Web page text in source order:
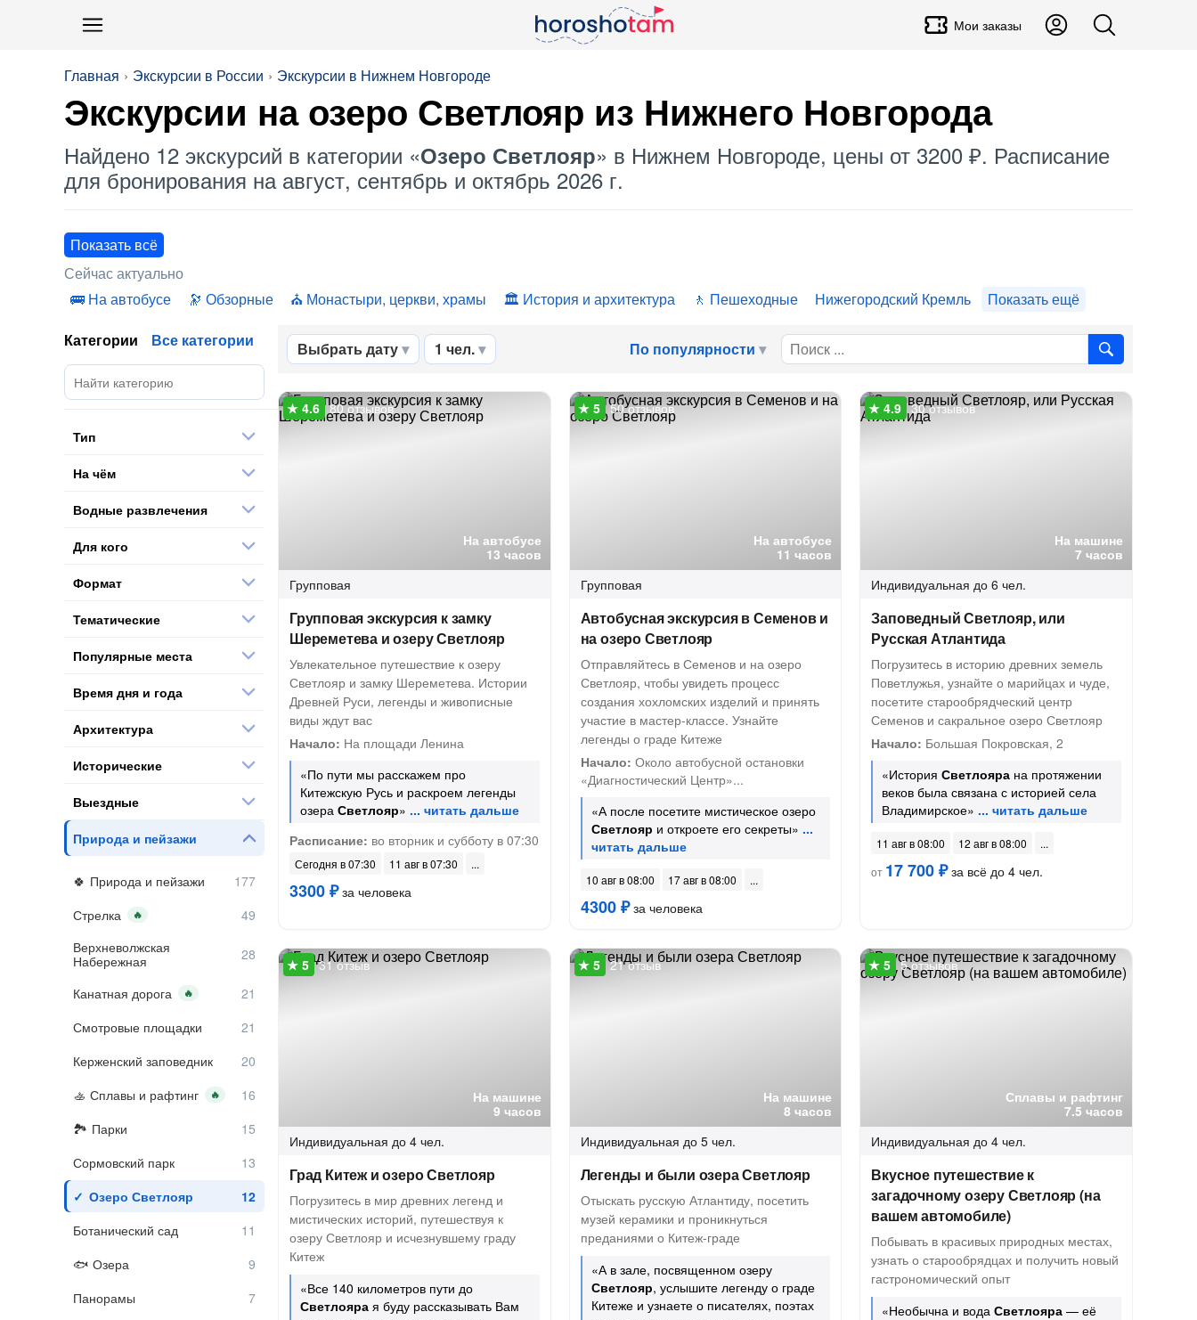
Мои заказы
Главная Экскурсии в России Экскурсии в Нижнем Новгороде
Экскурсии на озеро Светлояр из Нижнего Новгорода
Найдено 12 экскурсий в категории «Озеро Светлояр» в Нижнем Новгороде, цены от 3200 ₽. Расписание
для бронирования на август, сентябрь и октябрь 2026 г.
Показать всё
Сейчас актуально
На автобусе
Обзорные Монастыри, церкви, храмы История и архитектура Пешеходные Нижегородский Кремль Показать ещё
Выбрать дату 1 чел. По популярности
На автобусе
13 часов
80 отзывов
Групповая
Групповая экскурсия к замку
Шереметева и озеру Светлояр
Увлекательное путешествие к озеру
Светлояр и замку Шереметева. Истории
Древней Руси, легенды и живописные
виды ждут вас
Начало: На площади Ленина
«По пути мы расскажем про
Китежскую Русь и раскроем легенды
озера Светлояр»
Расписание: во вторник и субботу в 07:30
Сегодня в 07:30 11 авг в 07:30
3300 ₽за человека
На автобусе
11 часов
50 отзывов
Групповая
Автобусная экскурсия в Семенов и
на озеро Светлояр
Отправляйтесь в Семенов и на озеро
Светлояр, чтобы увидеть процесс
создания хохломских изделий и принять
участие в мастер-классе. Узнайте
легенды о граде Китеже
Начало: Около автобусной остановки
«Диагностический Центр»...
«А после посетите мистическое озеро
Светлояр и откроете его секреты»
10 авг в 08:00 17 авг в 08:00
4300 ₽за человека
На машине
7 часов
30 отзывов
Индивидуальная до 6 чел.
Заповедный Светлояр, или
Русская Атлантида
Погрузитесь в историю древних земель
Поветлужья, узнайте о марийцах и чуде,
посетите старообрядческий центр
Семенов и сакральное озеро Светлояр
Начало: Большая Покровская, 2
«ИсторияСветлояра на протяжении
веков была связана с историей села
Владимирское»
11 авг в 08:00
12 авг в 08:00
от 17 700 ₽за всё до 4 чел.
На машине
9 часов
31 отзыв
Индивидуальная до 4 чел.
Град Китеж и озеро Светлояр
Погрузитесь в мир древних легенд и
мистических историй, путешествуя к
озеру Светлояр и исчезнувшему граду
Китеж
«Все 140 километров пути до
Светлояра я буду рассказывать Вам
На машине
8 часов
21 отзыв
Индивидуальная до 5 чел.
Легенды и были озера Светлояр
Отыскать русскую Атлантиду, посетить
музей керамики и проникнуться
преданиями о Китеж-граде
«А в зале, посвященном озеру
Светлояр, услышите легенду о граде
Китеже и узнаете о писателях, поэтах
Сплавы и рафтинг
7.5 часов
5 отзывов
Индивидуальная до 4 чел.
Вкусное путешествие к
загадочному озеру Светлояр (на
вашем автомобиле)
Побывать в красивых природных местах,
узнать о старообрядцах и получить новый
гастрономический опыт
«Необычна и водаСветлояра — её
Категории Все категории
Тип
На чём
Водные развлечения
Для кого
Формат
Тематические
Популярные места
Время дня и года
Архитектура
Исторические
Выездные
Природа и пейзажи
Природа и пейзажи
Стрелка
🔥
Верхневолжская
Набережная
Канатная дорога
🔥
Смотровые площадки
Керженский заповедник
Сплавы и рафтинг
🔥
Парки
Сормовский парк
Озеро Светлояр
Ботанический сад
Озера
Панорамы